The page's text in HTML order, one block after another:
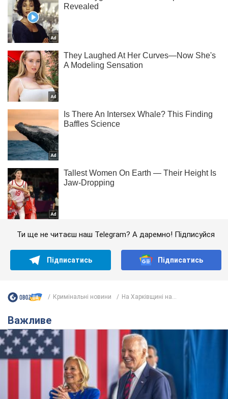
Ти ще не читаєш наш Telegram? А даремно! Підписуйся
Підписатись Підписатись
Кримінальні новини На Харківщині на...
Важливе